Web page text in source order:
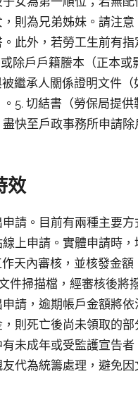
則為兄弟姊妹。請注
此外，若勞工生前有
除戶戶籍謄本（正本
繼承人關係證明文件
5. 切結書（勞保局提
快至戶政事務所申請
效
請。目前有兩種主要
上申請。實體申請時
天內審核，並核發金
件掃描檔，經審核後將
請，逾期帳戶金額將
則死亡後尚未領取的
未成年或受監護宣告
代為統籌處理，避免